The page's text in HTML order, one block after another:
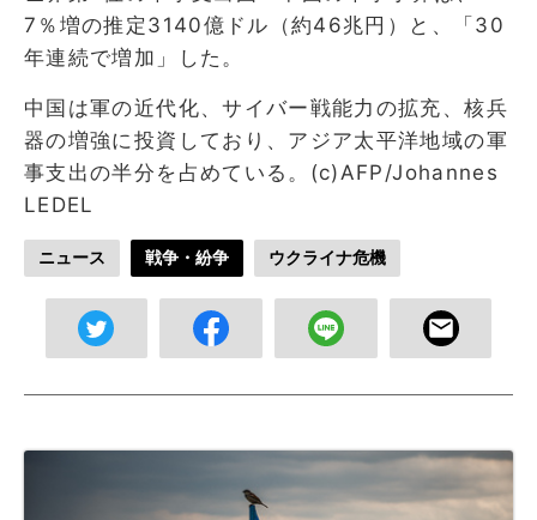
7％増の推定3140億ドル（約46兆円）と、「30
年連続で増加」した。
中国は軍の近代化、サイバー戦能力の拡充、核兵
器の増強に投資しており、アジア太平洋地域の軍
事支出の半分を占めている。(c)AFP/Johannes
LEDEL
ニュース 戦争・紛争 ウクライナ危機